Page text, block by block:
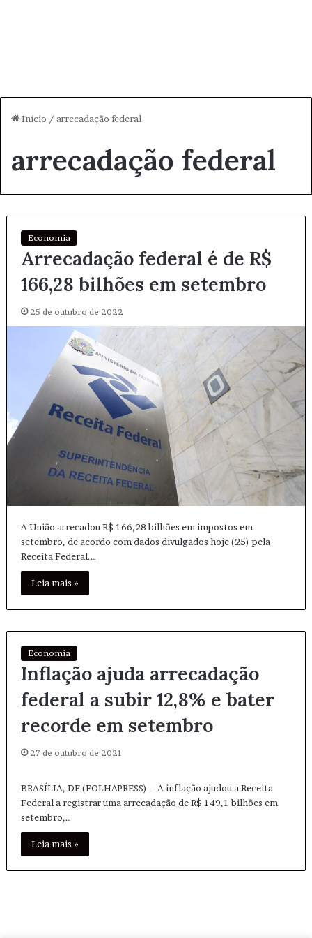
Início / arrecadação federal
arrecadação federal
Economia
Arrecadação federal é de R$
166,28 bilhões em setembro
25 de outubro de 2022
A União arrecadou R$ 166,28 bilhões em impostos em
setembro, de acordo com dados divulgados hoje (25) pela
Receita Federal.…
Leia mais »
Economia
Inflação ajuda arrecadação
federal a subir 12,8% e bater
recorde em setembro
27 de outubro de 2021
BRASÍLIA, DF (FOLHAPRESS) – A inflação ajudou a Receita
Federal a registrar uma arrecadação de R$ 149,1 bilhões em
setembro,…
Leia mais »